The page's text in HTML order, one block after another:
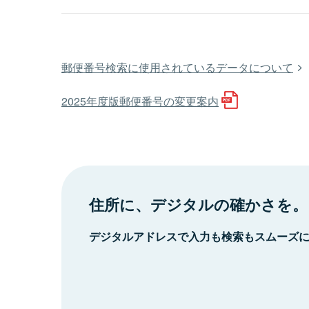
郵便番号検索に使用されているデータについて
2025年度版郵便番号の変更案内
住所に、デジタルの確かさを。
デジタルアドレスで入力も検索もスムーズ